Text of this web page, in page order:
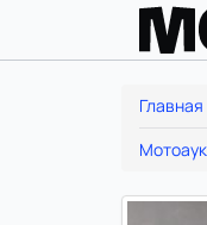
Главная